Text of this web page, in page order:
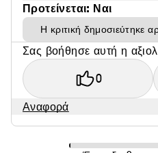
Προτείνεται: Ναι
Η κριτική
Σας βοήθησε αυτή η
0
Αναφορά